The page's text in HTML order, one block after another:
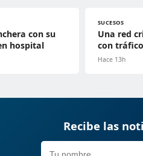
con su
hospital
SUCESOS
Una red
con
Hace 13h
Recibe las